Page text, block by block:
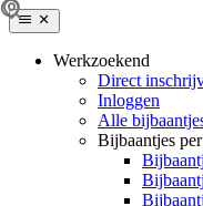
Werkzoekend
Direct
Inloggen
Alle
Bijbaantjes